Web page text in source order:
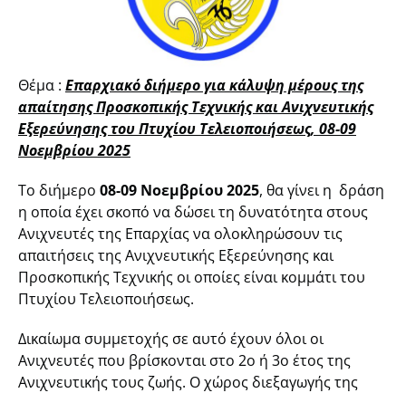
Θέμα : Επαρχιακό διήμερο για κάλυψη μέρους της
απαίτησης Προσκοπικής Τεχνικής και Ανιχνευτικής
Εξερεύνησης του Πτυχίου Τελειοποιήσεως, 08-09
Νοεμβρίου 2025
Το διήμερο 08-09 Νοεμβρίου 2025, θα γίνει η δράση
η οποία έχει σκοπό να δώσει τη δυνατότητα στους
Ανιχνευτές της Επαρχίας να ολοκληρώσουν τις
απαιτήσεις της Ανιχνευτικής Εξερεύνησης και
Προσκοπικής Τεχνικής οι οποίες είναι κομμάτι του
Πτυχίου Τελειοποιήσεως.
Δικαίωμα συμμετοχής σε αυτό έχουν όλοι οι
Ανιχνευτές που βρίσκονται στο 2ο ή 3ο έτος της
Ανιχνευτικής τους ζωής. Ο χώρος διεξαγωγής της